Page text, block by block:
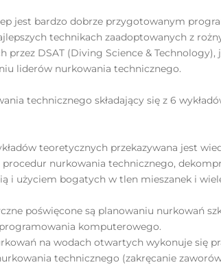
jest bardzo dobrze przygotowanym
technikach zaadoptowanych z
przez DSAT (Diving Science & Technology),
liderów nurkowania technicznego.
technicznego składający się z 6
teoretycznych przekazywana jest
nurkowania technicznego,
i użyciem bogatych w tlen mieszanek i
poświęcone są planowaniu nurkowań
komputerowego.
na wodach otwartych wykonuje się
technicznego (zakręcanie